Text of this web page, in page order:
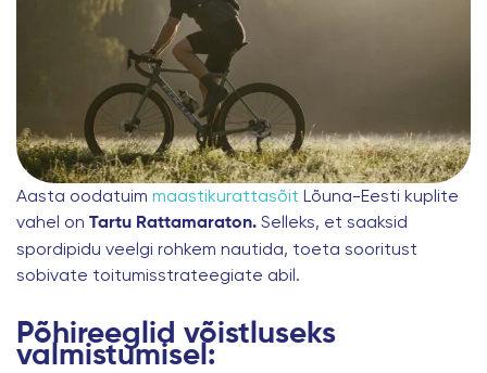
Aasta oodatuim maastikurattasõit Lõuna-Eesti kuplite
vahel on Tartu Rattamaraton. Selleks, et saaksid
spordipidu veelgi rohkem nautida, toeta sooritust
sobivate toitumisstrateegiate abil.
Põhireeglid võistluseks
valmistumisel: